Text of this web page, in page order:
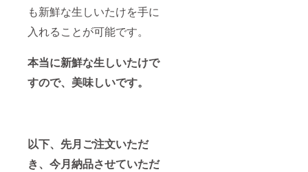
も新鮮な生しいたけを手に
入れることが可能です。
本当に新鮮な生しいたけで
すので、美味しいです。
以下、先月ご注文いただ
き、今月納品させていただ